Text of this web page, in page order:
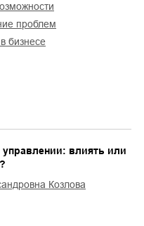
проблем
в бизнесе
влиять или
Козлова